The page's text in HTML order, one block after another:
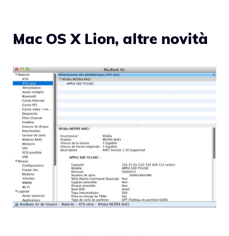
Mac OS X Lion, altre novità